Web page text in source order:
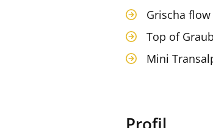
Grischa flow
Top of
Mini